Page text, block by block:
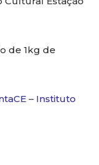
de 1kg de
– Instituto